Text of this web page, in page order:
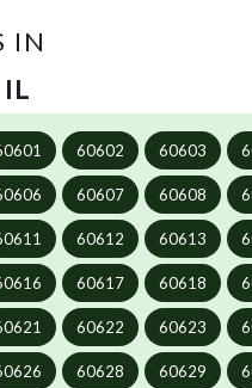
IN
60602 60603
60607 60608
60612 60613
60617 60618
60622 60623
60628 60629